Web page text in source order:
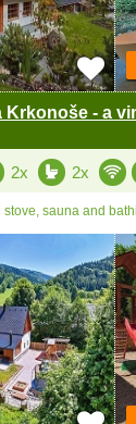
Krkonoše - a
2x 2x
sauna and